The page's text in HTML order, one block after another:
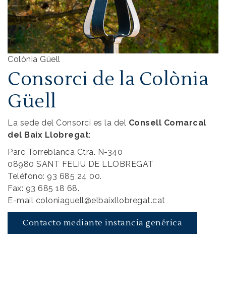
Colònia Güell
Consorci de la Colònia
Güell
La sede del Consorci es la del Consell Comarcal
del Baix Llobregat:
Parc Torreblanca Ctra. N-340
08980 SANT FELIU DE LLOBREGAT
Teléfono: 93 685 24 00.
Fax: 93 685 18 68.
E-mail coloniaguell@elbaixllobregat.cat
Contacto mediante instancia genérica